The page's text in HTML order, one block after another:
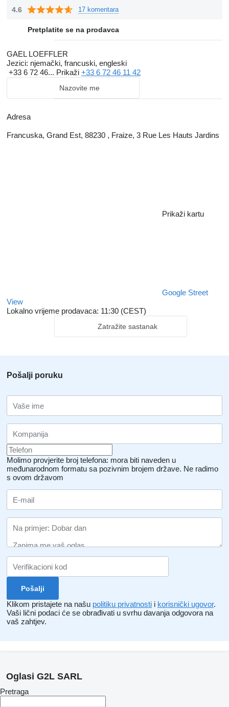
4.6 17 komentara
Pretplatite se na prodavca
GAEL LOEFFLER
Jezici: njemački, francuski, engleski
+33 6 72 46... Prikaži +33 6 72 46 11 42
Nazovite me
Adresa
Francuska, Grand Est, 88230 , Fraize, 3 Rue Les Hauts Jardins
Prikaži kartu
Google Street
View
Lokalno vrijeme prodavaca: 11:30 (CEST)
Zatražite sastanak
Pošalji poruku
Molimo provjerite broj telefona: mora biti naveden u
međunarodnom formatu sa pozivnim brojem države. Ne radimo
s ovom državom
Klikom pristajete na našu politiku privatnosti i korisnički ugovor.
Vaši lični podaci će se obrađivati ​​u svrhu davanja odgovora na
vaš zahtjev.
Oglasi G2L SARL
Pretraga